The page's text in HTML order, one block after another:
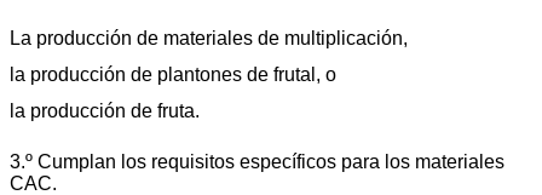
La producción de materiales de multiplicación,
la producción de plantones de frutal, o
la producción de fruta.
3.º Cumplan los requisitos específicos para los materiales
CAC.